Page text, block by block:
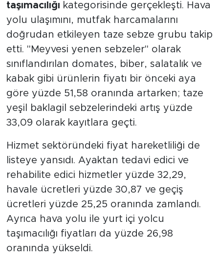
taşımacılığı kategorisinde gerçekleşti. Hava
yolu ulaşımını, mutfak harcamalarını
doğrudan etkileyen taze sebze grubu takip
etti. "Meyvesi yenen sebzeler" olarak
sınıflandırılan domates, biber, salatalık ve
kabak gibi ürünlerin fiyatı bir önceki aya
göre yüzde 51,58 oranında artarken; taze
yeşil baklagil sebzelerindeki artış yüzde
33,09 olarak kayıtlara geçti.
Hizmet sektöründeki fiyat hareketliliği de
listeye yansıdı. Ayaktan tedavi edici ve
rehabilite edici hizmetler yüzde 32,29,
havale ücretleri yüzde 30,87 ve geçiş
ücretleri yüzde 25,25 oranında zamlandı.
Ayrıca hava yolu ile yurt içi yolcu
taşımacılığı fiyatları da yüzde 26,98
oranında yükseldi.
VİDEOLAR
ALINTI YAZARLAR
SOSYAL MEDYA